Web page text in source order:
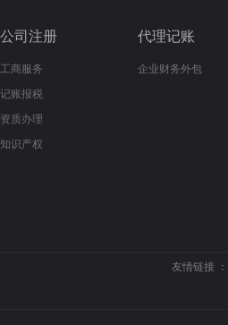
公司注册
工商服务
记账报税
资质办理
知识产权
代理记账
企业财务外包
友情链接 ：